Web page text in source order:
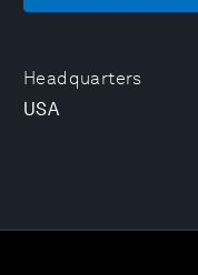
Headquarters
USA